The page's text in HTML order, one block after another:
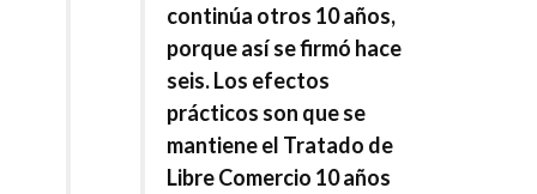
continúa otros 10 años,
porque así se firmó hace
seis. Los efectos
prácticos son que se
mantiene el Tratado de
Libre Comercio 10 años